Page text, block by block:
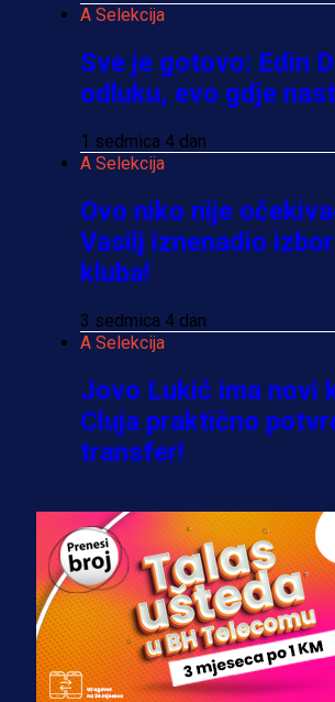
A Selekcija
Sve je gotovo: Edin
odluku, evo gdje
1 sedmica 4 dan
A Selekcija
Ovo niko nije
Vasilj iznenadio
kluba!
3 sedmica 4 dan
A Selekcija
Jovo Lukić ima novi
Cluja praktično
transfer!
A Selekcija
Stigla potvrda od
kluba: Jovo Lukić
transfer!?
3 sedmica 4 dan